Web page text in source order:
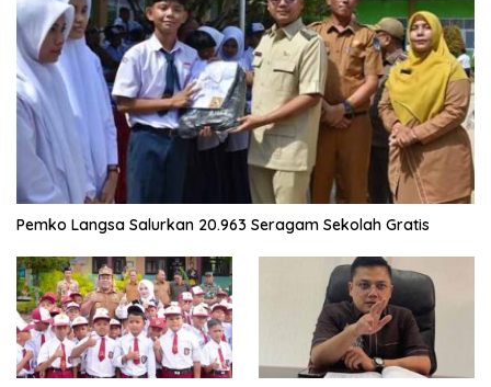
Pemko Langsa Salurkan 20.963 Seragam Sekolah Gratis